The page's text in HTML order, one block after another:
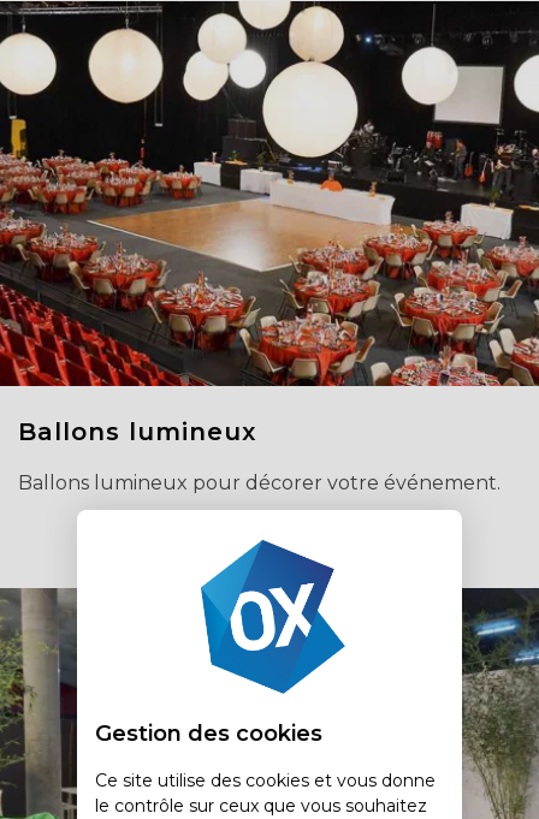
Ballons lumineux
Ballons lumineux pour décorer votre événement.
Gestion des cookies
Ce site utilise des cookies et vous donne
le contrôle sur ceux que vous souhaitez